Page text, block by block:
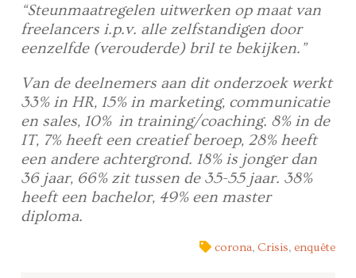
“Steunmaatregelen uitwerken op maat van
freelancers i.p.v. alle zelfstandigen door
eenzelfde (verouderde) bril te bekijken.”
Van de deelnemers aan dit onderzoek werkt
33% in HR, 15% in marketing, communicatie
en sales, 10% in training/coaching. 8% in de
IT, 7% heeft een creatief beroep, 28% heeft
een andere achtergrond. 18% is jonger dan
36 jaar, 66% zit tussen de 35-55 jaar. 38%
heeft een bachelor, 49% een master
diploma.
corona, Crisis, enquête